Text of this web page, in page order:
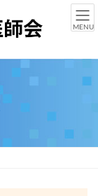
MENU